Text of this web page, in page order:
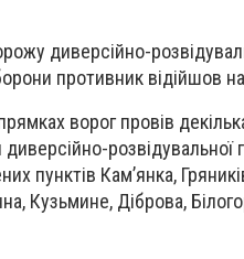
диверсійно-
противник відійшов
ворог провів
розвідувальної
пунктів Кам’янка,
Кузьмине, Діброва,